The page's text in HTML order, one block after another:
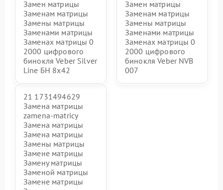
Замен матрицы
Заменам матрицы
Замены матрицы
Заменами матрицы
Заменах матрицы 0
2000 цифрового
бинокля Veber Silver
Line БН 8x42
Замен матрицы
Заменам матрицы
Замены матрицы
Заменами матрицы
Заменах матрицы 0
2000 цифрового
бинокля Veber NVB
007
21 1731494629
Замена матрицы
zamena-matricy
Замена матрицы
Замена матрицы
Замены матрицы
Замене матрицы
Замену матрицы
Заменой матрицы
Замене матрицы